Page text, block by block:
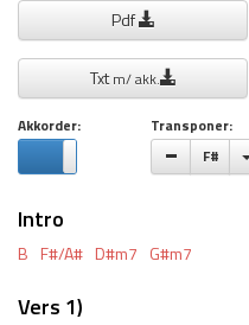
Pdf
Txtm/ akk.
Akkorder: Transponer:
F#
Intro
B F#/A# D#m7 G#m7
Vers 1)